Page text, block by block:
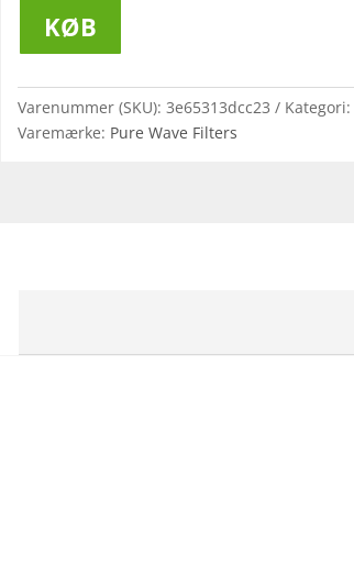
KØB
Varenummer (SKU): 3e65313dcc23 Kategori:
Varemærke: Pure Wave Filters